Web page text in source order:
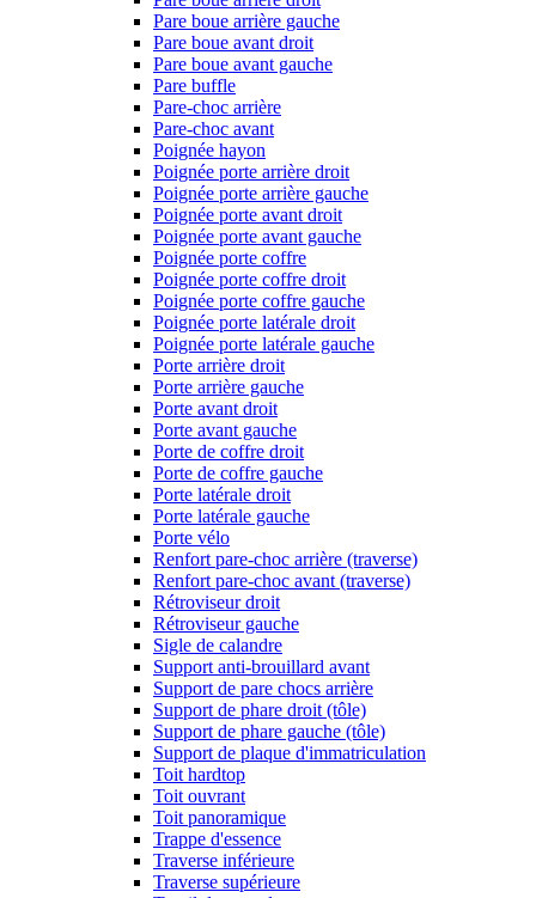
Pare boue arrière gauche
Pare boue avant droit
Pare boue avant gauche
Pare buffle
Pare-choc arrière
Pare-choc avant
Poignée hayon
Poignée porte arrière droit
Poignée porte arrière gauche
Poignée porte avant droit
Poignée porte avant gauche
Poignée porte coffre
Poignée porte coffre droit
Poignée porte coffre gauche
Poignée porte latérale droit
Poignée porte latérale gauche
Porte arrière droit
Porte arrière gauche
Porte avant droit
Porte avant gauche
Porte de coffre droit
Porte de coffre gauche
Porte latérale droit
Porte latérale gauche
Porte vélo
Renfort pare-choc arrière (traverse)
Renfort pare-choc avant (traverse)
Rétroviseur droit
Rétroviseur gauche
Sigle de calandre
Support anti-brouillard avant
Support de pare chocs arrière
Support de phare droit (tôle)
Support de phare gauche (tôle)
Support de plaque d'immatriculation
Toit hardtop
Toit ouvrant
Toit panoramique
Trappe d'essence
Traverse inférieure
Traverse supérieure